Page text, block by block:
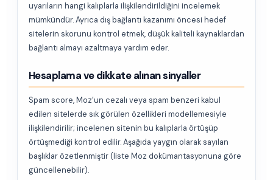
uyarıların hangi kalıplarla ilişkilendirildiğini incelemek
mümkündür. Ayrıca dış bağlantı kazanımı öncesi hedef
sitelerin skorunu kontrol etmek, düşük kaliteli kaynaklardan
bağlantı almayı azaltmaya yardım eder.
Hesaplama ve dikkate alınan sinyaller
Spam score, Moz’un cezalı veya spam benzeri kabul
edilen sitelerde sık görülen özellikleri modellemesiyle
ilişkilendirilir; incelenen sitenin bu kalıplarla örtüşüp
örtüşmediği kontrol edilir. Aşağıda yaygın olarak sayılan
başlıklar özetlenmiştir (liste Moz dokümantasyonuna göre
güncellenebilir).